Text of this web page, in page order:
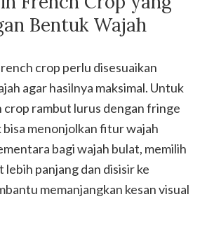
Bentuk Wajah
crop perlu disesuaikan
agar hasilnya maksimal. Untuk
crop rambut lurus dengan fringe
bisa menonjolkan fitur wajah
bagi wajah bulat, memilih
panjang dan disisir ke
memanjangkan kesan visual